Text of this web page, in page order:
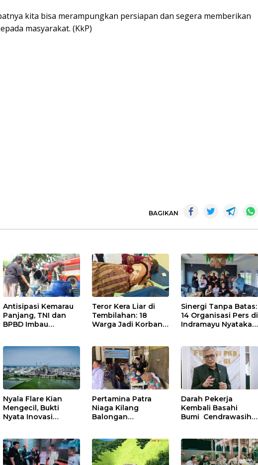
kita bisa merampungkan persiapan dan segera memberikan
masyarakat. (KkP)
BAGIKAN
Antisipasi Kemarau
Panjang, TNI dan
BPBD Imbau
Kebakaran
Teror Kera Liar di
Tembilahan: 18
Warga Jadi Korban
Jahitan!
Sinergi Tanpa Batas:
14 Organisasi Pers di
Indramayu Nyatakan
Nyala Flare Kian
Mengecil, Bukti
Nyata Inovasi
Balongan Dukung
Net Zero Emission
2060
Pertamina Patra
Niaga Kilang
Balongan
Masyarakat melalui
Pemeriksaan
Kesehatan Rutin
Darah Pekerja
Kembali Basahi
Bumi Cendrawasih:
Infrastruktur di
Tolikara!